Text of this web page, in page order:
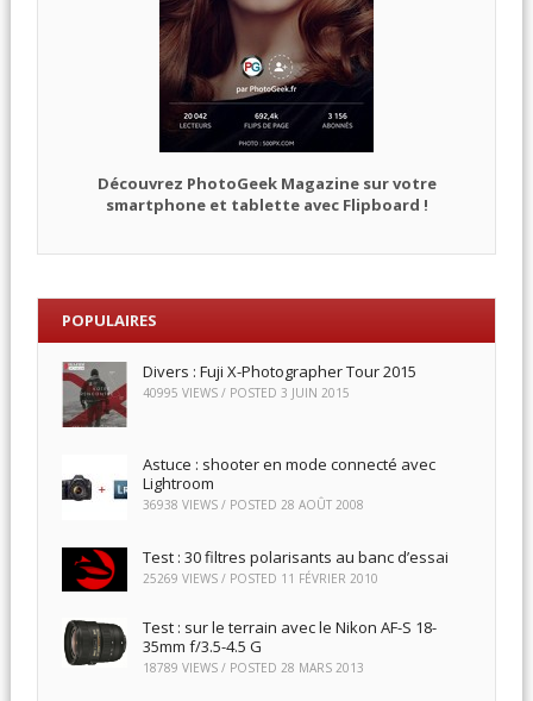
Découvrez PhotoGeek Magazine sur votre
smartphone et tablette avec Flipboard !
POPULAIRES
Divers : Fuji X-Photographer Tour 2015
40995 VIEWS / POSTED 3 JUIN 2015
Astuce : shooter en mode connecté avec
Lightroom
36938 VIEWS / POSTED 28 AOÛT 2008
Test : 30 filtres polarisants au banc d’essai
25269 VIEWS / POSTED 11 FÉVRIER 2010
Test : sur le terrain avec le Nikon AF-S 18-
35mm f/3.5-4.5 G
18789 VIEWS / POSTED 28 MARS 2013